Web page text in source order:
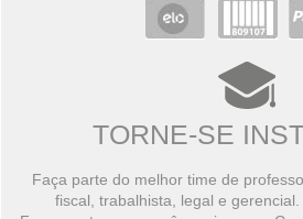
TORNE-SE
Faça parte do melhor time de
fiscal, trabalhista, legal e gerencial.